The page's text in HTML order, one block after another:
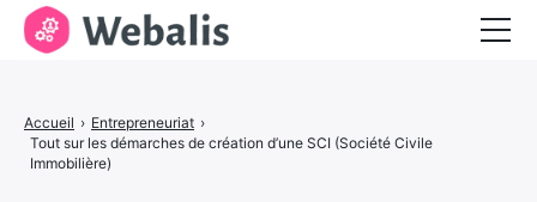
Accueil › Entrepreneuriat ›
Tout sur les démarches de création d’une SCI (Société Civile
Immobilière)
Services aux entreprises